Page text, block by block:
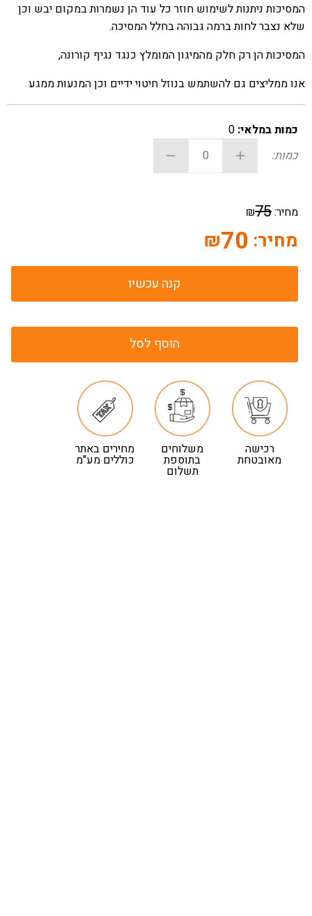
המסיכות ניתנות לשימוש חוזר כל עוד הן נשמרות במקום יבש וכן
שלא נצבר לחות ברמה גבוהה בחלל המסיכה.
המסיכות הן רק חלק מהמיגון המומלץ כנגד נגיף קורונה,
אנו ממליצים גם להשתמש בנוזל חיטוי ידיים וכן המנעות ממגע
כמות במלאי: 0
כמות:
מחיר:75
₪
מחיר: 70
₪
קנה עכשיו
הוסף לסל
רכישה
מאובטחת
משלוחים
בתוספת
תשלום
מחירים באתר
כוללים מע"מ